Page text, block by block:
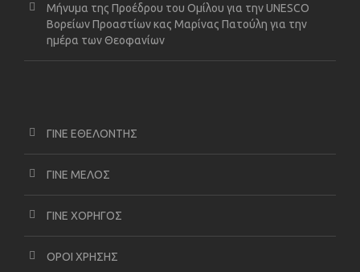
Μήνυμα της Προέδρου του Ομίλου για την UNESCO
Βορείων Προαστίων κας Μαρίνας Πατούλη για την
ημέρα των Θεοφανίων
ΓΙΝΕ ΕΘΕΛΟΝΤΗΣ
ΓΙΝΕ ΜΕΛΟΣ
ΓΙΝΕ ΧΟΡΗΓΟΣ
ΟΡΟΙ ΧΡΗΣΗΣ